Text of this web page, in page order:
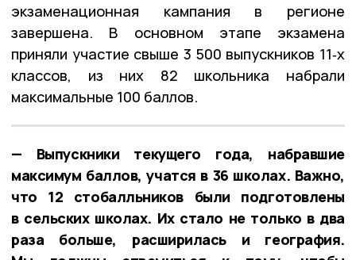
экзаменационная кампания в регионе
завершена. В основном этапе экзамена
приняли участие свыше 3 500 выпускников 11‑х
классов, из них 82 школьника набрали
максимальные 100 баллов.
— Выпускники текущего года, набравшие
максимум баллов, учатся в 36 школах. Важно,
что 12 стобалльников были подготовлены
в сельских школах. Их стало не только в два
раза больше, расширилась и география.